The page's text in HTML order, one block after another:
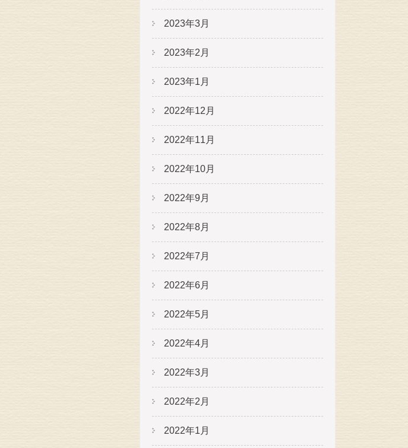
2023年3月
2023年2月
2023年1月
2022年12月
2022年11月
2022年10月
2022年9月
2022年8月
2022年7月
2022年6月
2022年5月
2022年4月
2022年3月
2022年2月
2022年1月